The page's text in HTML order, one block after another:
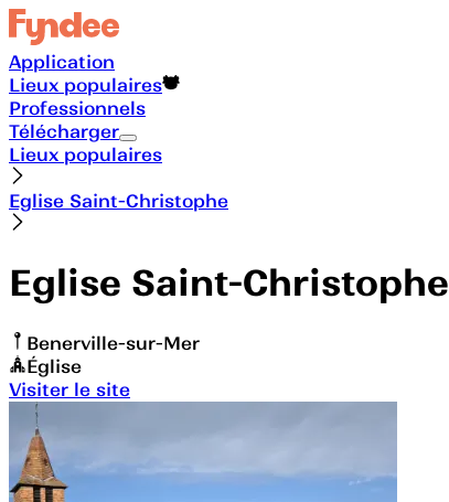
Application
Lieux populaires
Professionnels
Télécharger
Lieux populaires
Eglise Saint-Christophe
Eglise Saint-Christophe
Benerville-sur-Mer
Église
Visiter le site